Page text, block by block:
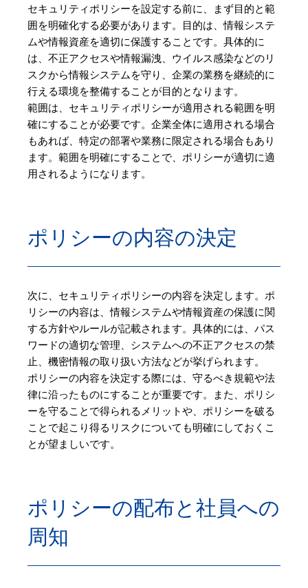
セキュリティポリシーを設定する前に、まず目的と範
囲を明確化する必要があります。目的は、情報システ
ムや情報資産を適切に保護することです。具体的に
は、不正アクセスや情報漏洩、ウイルス感染などのリ
スクから情報システムを守り、企業の業務を継続的に
行える環境を整備することが目的となります。
範囲は、セキュリティポリシーが適用される範囲を明
確にすることが必要です。企業全体に適用される場合
もあれば、特定の部署や業務に限定される場合もあり
ます。範囲を明確にすることで、ポリシーが適切に適
用されるようになります。
ポリシーの内容の決定
次に、セキュリティポリシーの内容を決定します。ポ
リシーの内容は、情報システムや情報資産の保護に関
する方針やルールが記載されます。具体的には、パス
ワードの適切な管理、システムへの不正アクセスの禁
止、機密情報の取り扱い方法などが挙げられます。
ポリシーの内容を決定する際には、守るべき規範や法
律に沿ったものにすることが重要です。また、ポリシ
ーを守ることで得られるメリットや、ポリシーを破る
ことで起こり得るリスクについても明確にしておくこ
とが望ましいです。
ポリシーの配布と社員への
周知